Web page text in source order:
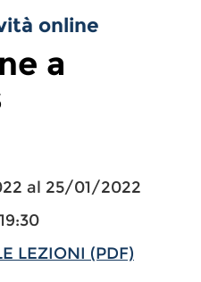
online
a
al 25/01/2022
LEZIONI (PDF)